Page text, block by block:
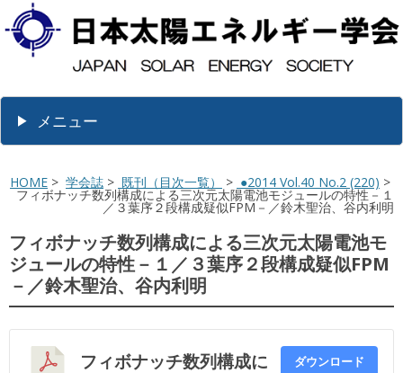
メニュー
HOME > 学会誌 > 既刊（目次一覧） > ●2014 Vol.40 No.2 (220) >
フィボナッチ数列構成による三次元太陽電池モジュールの特性－１
／３葉序２段構成疑似FPM－／鈴木聖治、谷内利明
フィボナッチ数列構成による三次元太陽電池モ
ジュールの特性－１／３葉序２段構成疑似FPM
－／鈴木聖治、谷内利明
フィボナッチ数列構成に
ダウンロード